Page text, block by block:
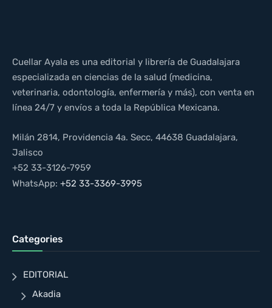
Cuellar Ayala es una editorial y librería de Guadalajara
especializada en ciencias de la salud (medicina,
veterinaria, odontología, enfermería y más), con venta en
línea 24/7 y envíos a toda la República Mexicana.
Milán 2814, Providencia 4a. Secc, 44638 Guadalajara,
Jalisco
+52 33-3126-7959
WhatsApp: +52 33-3369-3995
Categories
EDITORIAL
Akadia